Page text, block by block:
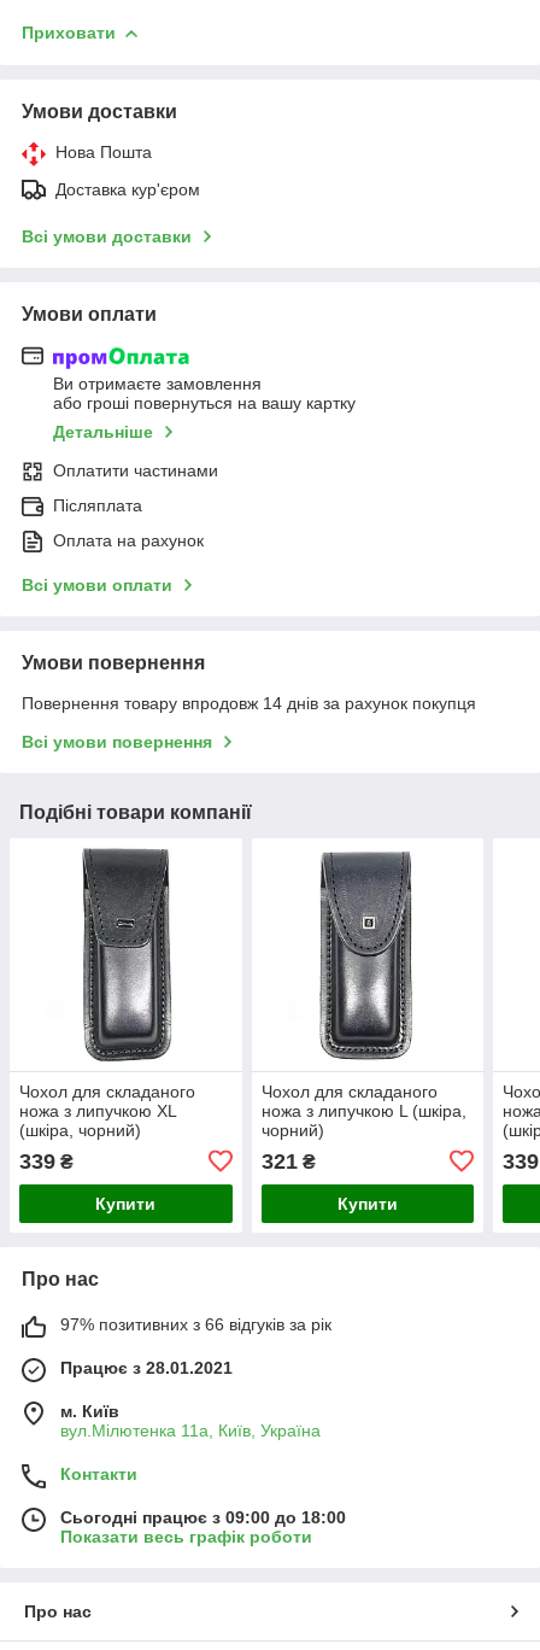
Приховати
Умови доставки
Нова Пошта
Доставка кур'єром
Всі умови доставки
Умови оплати
Ви отримаєте замовлення
або гроші повернуться на вашу картку
Детальніше
Оплатити частинами
Післяплата
Оплата на рахунок
Всі умови оплати
Умови повернення
Повернення товару впродовж 14 днів за рахунок покупця
Всі умови повернення
Подібні товари компанії
Чохол для складаного
ножа з липучкою XL
(шкіра, чорний)
339 ₴
Купити
Чохол для складаного
ножа з липучкою L (шкіра,
чорний)
321₴
Купити
339
Про нас
97% позитивних з 66 відгуків за рік
Працює з 28.01.2021
м. Київ
вул.Мілютенка 11а, Київ, Україна
Контакти
Сьогодні працює з 09:00 до 18:00
Показати весь графік роботи
Про нас